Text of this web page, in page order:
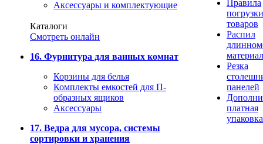
Аксессуары и комплектующие
Каталоги
Смотреть онлайн
16. Фурнитура для ванных комнат
Корзины для белья
Комплекты емкостей для П-
образных ящиков
Аксессуары
17. Ведра для мусора, системы
сортировки и хранения
Правила
погрузки
товаров
Распил
Резка
панелей
платная
упаковка